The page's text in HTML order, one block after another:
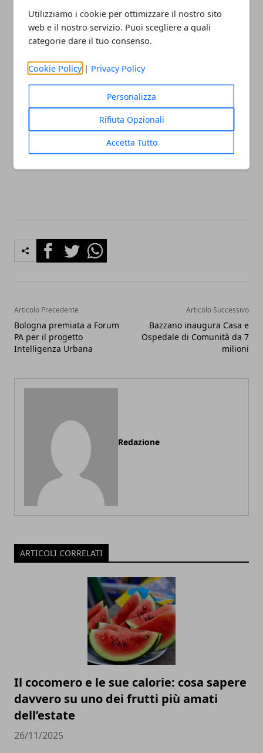
Utilizziamo i cookie per ottimizzare il nostro sito
web e il nostro servizio. Puoi scegliere a quali
categorie dare il tuo consenso.
Cookie Policy | Privacy Policy
Personalizza
Rifiuta Opzionali
Accetta Tutto
Le immagini pesano nella comunicazione quanto i testi e la
struttura di un sito. Quando entrano nel processo dall'inizio
trovano una posizione stabile nel tempo.
fotografo corporate a Bologna
centro Italia, scrivi a Kumami. L'approccio dello studio
trasforma lo shooting in contenuti che non restano isolati, ma
entrano subito nel flusso della comunicazione della tua azienda
FacebookTwitterWhatsapp
Articolo Precedente
Bologna premiata a Forum
PA per il progetto
Intelligenza Urbana
Articolo Successivo
Bazzano inaugura Casa e
Ospedale di Comunità da 7
milioni
Redazione
ARTICOLI CORRELATI
Il cocomero e le sue calorie: cosa sapere
davvero su uno dei frutti più amati
dell’estate
26/11/2025